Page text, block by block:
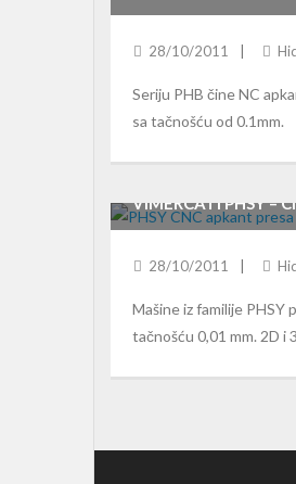
28/10/2011
Seriju PHB čine NC
sa tačnošću od 0.1mm.
VIMERCATI PHSY –
28/10/2011
Mašine iz familije PHSY
tačnošću 0,01 mm. 2D i